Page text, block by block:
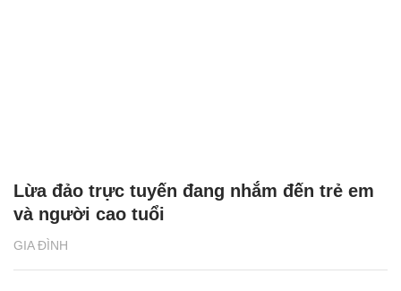
GIA ĐÌNH
Lừa đảo trực tuyến đang nhắm đến trẻ em
và người cao tuổi